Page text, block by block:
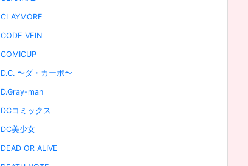
CLAYMORE
CODE VEIN
COMICUP
D.C. 〜ダ・カーポ〜
D.Gray-man
DCコミックス
DC美少女
DEAD OR ALIVE